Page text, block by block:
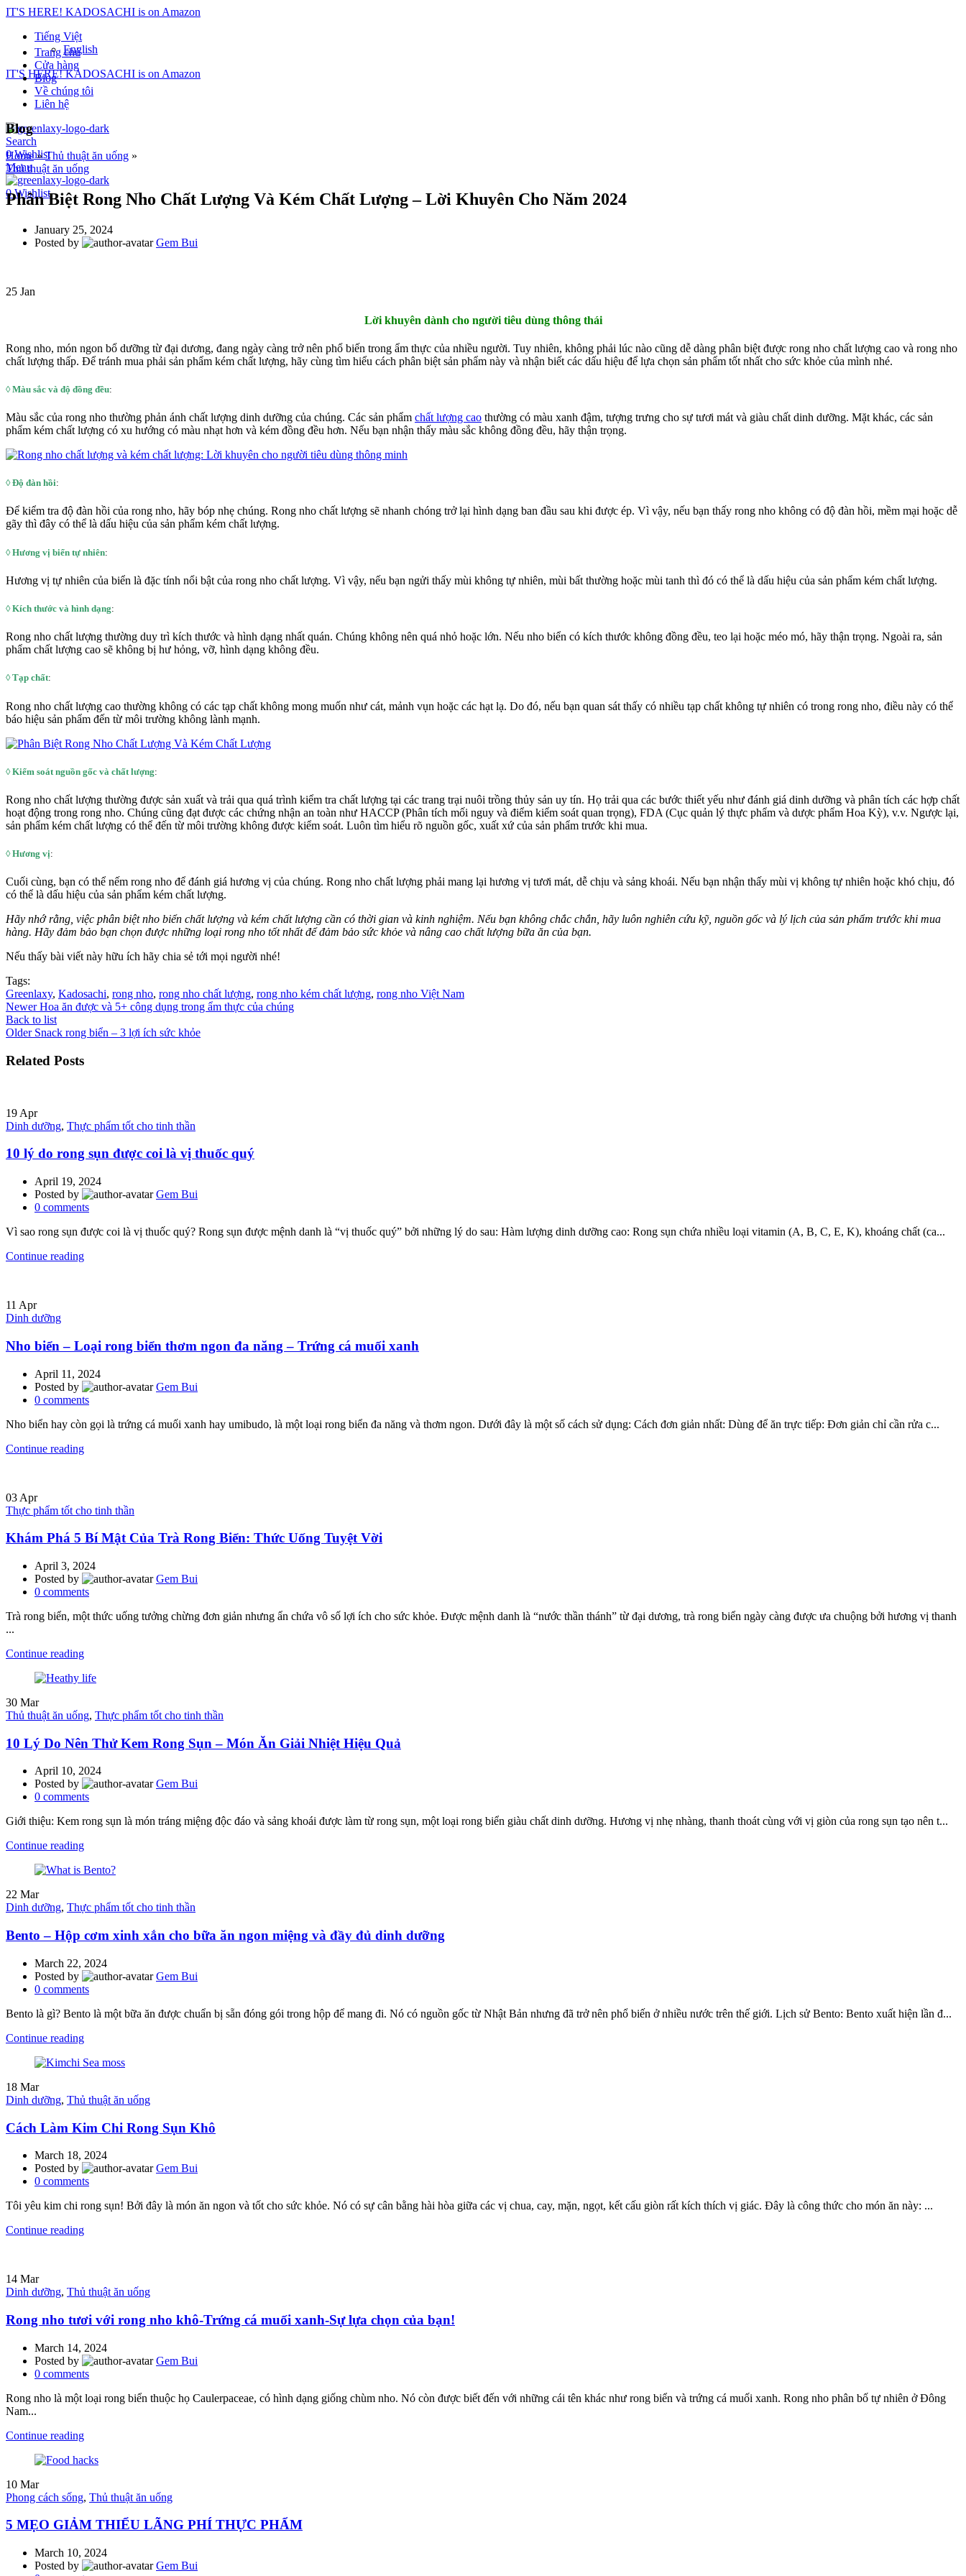
IT'S HERE! KADOSACHI is on Amazon
Tiếng Việt
English
IT'S HERE! KADOSACHI is on Amazon
Trang chủ
Cửa hàng
Blog
Về chúng tôi
Liên hệ
Search
0Wishlist
Menu
0Wishlist
Blog
Home»Thủ thuật ăn uống »
Thủ thuật ăn uống
Phân Biệt Rong Nho Chất Lượng Và Kém Chất Lượng – Lời Khuyên Cho Năm 2024
January 25, 2024
Posted by
Gem Bui
25 Jan
Lời khuyên dành cho người tiêu dùng thông thái
Rong nho, món ngon bổ dưỡng từ đại dương, đang ngày càng trở nên phổ biến trong ẩm thực của nhiều người. Tuy nhiên, không phải lúc nào cũng dễ dàng phân biệt được rong nho chất lượng cao và rong nho
chất lượng thấp. Để tránh mua phải sản phẩm kém chất lượng, hãy cùng tìm hiểu cách phân biệt sản phẩm này và nhận biết các dấu hiệu để lựa chọn sản phẩm tốt nhất cho sức khỏe của mình nhé.
◊ Màu sắc và độ đồng đều:
Màu sắc của rong nho thường phản ánh chất lượng dinh dưỡng của chúng. Các sản phẩm chất lượng cao thường có màu xanh đậm, tượng trưng cho sự tươi mát và giàu chất dinh dưỡng. Mặt khác, các sản
phẩm kém chất lượng có xu hướng có màu nhạt hơn và kém đồng đều hơn. Nếu bạn nhận thấy màu sắc không đồng đều, hãy thận trọng.
◊ Độ đàn hồi:
Để kiểm tra độ đàn hồi của rong nho, hãy bóp nhẹ chúng. Rong nho chất lượng sẽ nhanh chóng trở lại hình dạng ban đầu sau khi được ép. Vì vậy, nếu bạn thấy rong nho không có độ đàn hồi, mềm mại hoặc dễ
gãy thì đây có thể là dấu hiệu của sản phẩm kém chất lượng.
◊ Hương vị biển tự nhiên:
Hương vị tự nhiên của biển là đặc tính nổi bật của rong nho chất lượng. Vì vậy, nếu bạn ngửi thấy mùi không tự nhiên, mùi bất thường hoặc mùi tanh thì đó có thể là dấu hiệu của sản phẩm kém chất lượng.
◊ Kích thước và hình dạng:
Rong nho chất lượng thường duy trì kích thước và hình dạng nhất quán. Chúng không nên quá nhỏ hoặc lớn. Nếu nho biển có kích thước không đồng đều, teo lại hoặc méo mó, hãy thận trọng. Ngoài ra, sản
phẩm chất lượng cao sẽ không bị hư hỏng, vỡ, hình dạng không đều.
◊ Tạp chất:
Rong nho chất lượng cao thường không có các tạp chất không mong muốn như cát, mảnh vụn hoặc các hạt lạ. Do đó, nếu bạn quan sát thấy có nhiều tạp chất không tự nhiên có trong rong nho, điều này có thể
báo hiệu sản phẩm đến từ môi trường không lành mạnh.
◊ Kiểm soát nguồn gốc và chất lượng:
Rong nho chất lượng thường được sản xuất và trải qua quá trình kiểm tra chất lượng tại các trang trại nuôi trồng thủy sản uy tín. Họ trải qua các bước thiết yếu như đánh giá dinh dưỡng và phân tích các hợp chất
hoạt động trong rong nho. Chúng cũng đạt được các chứng nhận an toàn như HACCP (Phân tích mối nguy và điểm kiểm soát quan trọng), FDA (Cục quản lý thực phẩm và dược phẩm Hoa Kỳ), v.v. Ngược lại,
sản phẩm kém chất lượng có thể đến từ môi trường không được kiểm soát. Luôn tìm hiểu rõ nguồn gốc, xuất xứ của sản phẩm trước khi mua.
◊ Hương vị:
Cuối cùng, bạn có thể nếm rong nho để đánh giá hương vị của chúng. Rong nho chất lượng phải mang lại hương vị tươi mát, dễ chịu và sảng khoái. Nếu bạn nhận thấy mùi vị không tự nhiên hoặc khó chịu, đó
có thể là dấu hiệu của sản phẩm kém chất lượng.
Hãy nhớ rằng, việc phân biệt nho biển chất lượng và kém chất lượng cần có thời gian và kinh nghiệm. Nếu bạn không chắc chắn, hãy luôn nghiên cứu kỹ, nguồn gốc và lý lịch của sản phẩm trước khi mua
hàng. Hãy đảm bảo bạn chọn được những loại rong nho tốt nhất để đảm bảo sức khỏe và nâng cao chất lượng bữa ăn của bạn.
Nếu thấy bài viết này hữu ích hãy chia sẻ tới mọi người nhé!
Tags:
Greenlaxy, Kadosachi, rong nho, rong nho chất lượng, rong nho kém chất lượng, rong nho Việt Nam
Newer Hoa ăn được và 5+ công dụng trong ẩm thực của chúng
Back to list
Older Snack rong biển – 3 lợi ích sức khỏe
Related Posts
19 Apr
Dinh dưỡng, Thực phẩm tốt cho tinh thần
10 lý do rong sụn được coi là vị thuốc quý
April 19, 2024
Posted by
Gem Bui
0 comments
Vì sao rong sụn được coi là vị thuốc quý? Rong sụn được mệnh danh là “vị thuốc quý” bởi những lý do sau: Hàm lượng dinh dưỡng cao: Rong sụn chứa nhiều loại vitamin (A, B, C, E, K), khoáng chất (ca...
Continue reading
11 Apr
Dinh dưỡng
Nho biển – Loại rong biển thơm ngon đa năng – Trứng cá muối xanh
April 11, 2024
Posted by
Gem Bui
0 comments
Nho biển hay còn gọi là trứng cá muối xanh hay umibudo, là một loại rong biển đa năng và thơm ngon. Dưới đây là một số cách sử dụng: Cách đơn giản nhất: Dùng để ăn trực tiếp: Đơn giản chỉ cần rửa c...
Continue reading
03 Apr
Thực phẩm tốt cho tinh thần
Khám Phá 5 Bí Mật Của Trà Rong Biển: Thức Uống Tuyệt Vời
April 3, 2024
Posted by
Gem Bui
0 comments
Trà rong biển, một thức uống tưởng chừng đơn giản nhưng ẩn chứa vô số lợi ích cho sức khỏe. Được mệnh danh là “nước thần thánh” từ đại dương, trà rong biển ngày càng được ưa chuộng bởi hương vị thanh
...
Continue reading
30 Mar
Thủ thuật ăn uống, Thực phẩm tốt cho tinh thần
10 Lý Do Nên Thử Kem Rong Sụn – Món Ăn Giải Nhiệt Hiệu Quả
April 10, 2024
Posted by
Gem Bui
0 comments
Giới thiệu: Kem rong sụn là món tráng miệng độc đáo và sảng khoái được làm từ rong sụn, một loại rong biển giàu chất dinh dưỡng. Hương vị nhẹ nhàng, thanh thoát cùng với vị giòn của rong sụn tạo nên t...
Continue reading
22 Mar
Dinh dưỡng, Thực phẩm tốt cho tinh thần
Bento – Hộp cơm xinh xắn cho bữa ăn ngon miệng và đầy đủ dinh dưỡng
March 22, 2024
Posted by
Gem Bui
0 comments
Bento là gì? Bento là một bữa ăn được chuẩn bị sẵn đóng gói trong hộp để mang đi. Nó có nguồn gốc từ Nhật Bản nhưng đã trở nên phổ biến ở nhiều nước trên thế giới. Lịch sử Bento: Bento xuất hiện lần đ...
Continue reading
18 Mar
Dinh dưỡng, Thủ thuật ăn uống
Cách Làm Kim Chi Rong Sụn Khô
March 18, 2024
Posted by
Gem Bui
0 comments
Tôi yêu kim chi rong sụn! Bởi đây là món ăn ngon và tốt cho sức khỏe. Nó có sự cân bằng hài hòa giữa các vị chua, cay, mặn, ngọt, kết cấu giòn rất kích thích vị giác. Đây là công thức cho món ăn này: ...
Continue reading
14 Mar
Dinh dưỡng, Thủ thuật ăn uống
Rong nho tươi với rong nho khô-Trứng cá muối xanh-Sự lựa chọn của bạn!
March 14, 2024
Posted by
Gem Bui
0 comments
Rong nho là một loại rong biển thuộc họ Caulerpaceae, có hình dạng giống chùm nho. Nó còn được biết đến với những cái tên khác như rong biển và trứng cá muối xanh. Rong nho phân bố tự nhiên ở Đông
Nam...
Continue reading
10 Mar
Phong cách sống, Thủ thuật ăn uống
5 MẸO GIẢM THIỂU LÃNG PHÍ THỰC PHẨM
March 10, 2024
Posted by
Gem Bui